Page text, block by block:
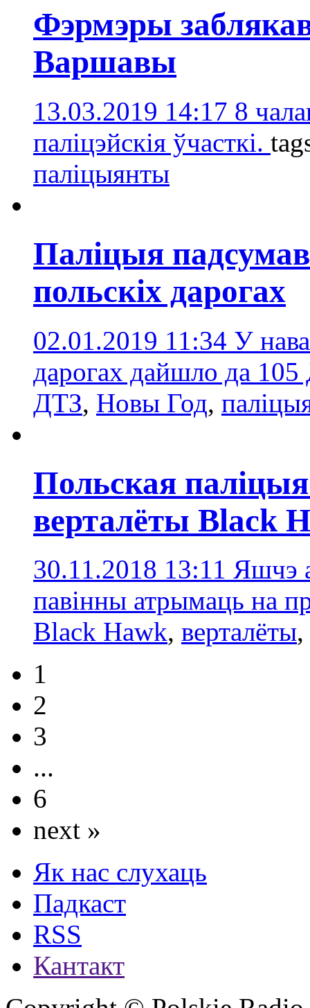
Фэрмэры
Варшавы
13.03.2019 14:17 8
паліцэйскія ўчасткі.
паліцыянты
Паліцыя
польскіх дарогах
02.01.2019 11:34 У
дарогах дайшло да
ДТЗ, Новы Год,
Польская
верталёты Black
30.11.2018 13:11 Яшчэ
павінны атрымаць на
Black Hawk, верталёты,
1
2
3
...
6
next »
Як нас слухаць
Падкаст
RSS
Кантакт